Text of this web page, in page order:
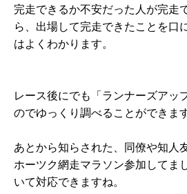
完走できるか不安だった人が完走
ら、出場して完走できたことを口
はよくわかります。
レース後にでも「ランナーズアッ
のでゆっくり調べることができます
あとから知らされた、同僚や知人
ホーツク網走マラソン参加してま
いて対応できますね。